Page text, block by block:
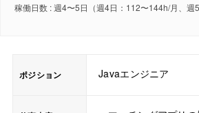
稼働日数 : 週4〜5日（週4日：112〜144h/月、週
ポジション Javaエンジニア